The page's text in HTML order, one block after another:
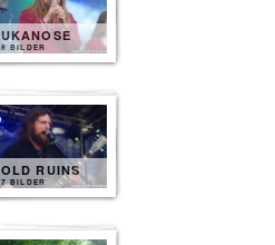
UKANOSE
8 BILDER
OLD RUINS
7 BILDER